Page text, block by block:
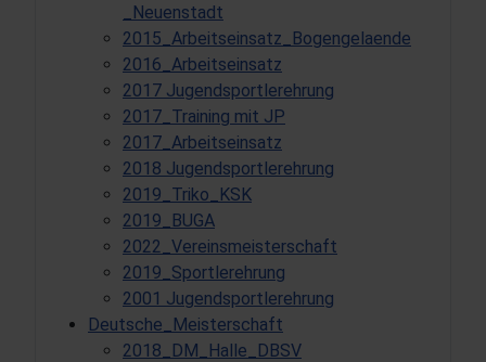
_Neuenstadt
2015_Arbeitseinsatz_Bogengelaende
2016_Arbeitseinsatz
2017 Jugendsportlerehrung
2017_Training mit JP
2017_Arbeitseinsatz
2018 Jugendsportlerehrung
2019_Triko_KSK
2019_BUGA
2022_Vereinsmeisterschaft
2019_Sportlerehrung
2001 Jugendsportlerehrung
Deutsche_Meisterschaft
2018_DM_Halle_DBSV